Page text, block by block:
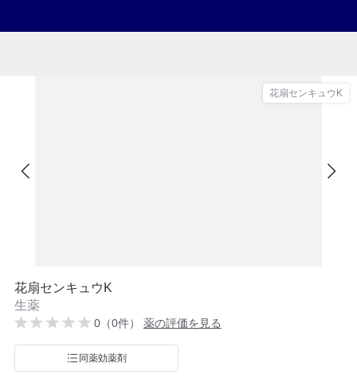
花扇センキュウK
花扇センキュウK
生薬
0（0件） 薬の評価を見る
同薬効薬剤